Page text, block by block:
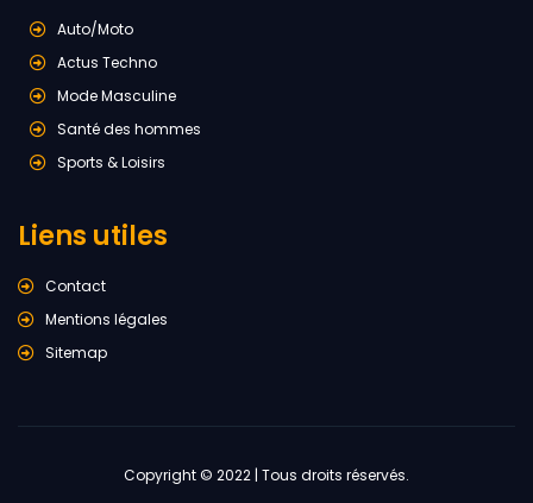
Auto/Moto
Actus Techno
Mode Masculine
Santé des hommes
Sports & Loisirs
Liens utiles
Contact
Mentions légales
Sitemap
Copyright © 2022 | Tous droits réservés.